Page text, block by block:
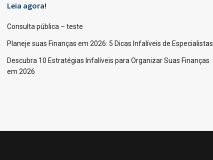
Leia agora!
Consulta pública – teste
Planeje suas Finanças em 2026: 5 Dicas Infalíveis de Especialistas
Descubra 10 Estratégias Infalíveis para Organizar Suas Finanças
em 2026